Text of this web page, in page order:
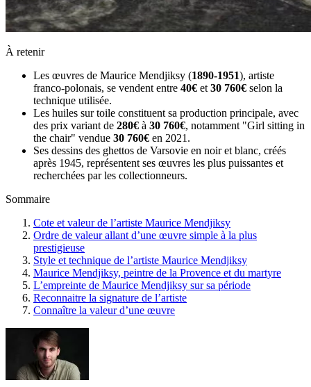
À retenir
Les œuvres de Maurice Mendjiksy (1890-1951), artiste
franco-polonais, se vendent entre 40€ et 30 760€ selon la
technique utilisée.
Les huiles sur toile constituent sa production principale, avec
des prix variant de 280€ à 30 760€, notamment "Girl sitting in
the chair" vendue 30 760€ en 2021.
Ses dessins des ghettos de Varsovie en noir et blanc, créés
après 1945, représentent ses œuvres les plus puissantes et
recherchées par les collectionneurs.
Sommaire
Cote et valeur de l’artiste Maurice Mendjiksy
Ordre de valeur allant d’une œuvre simple à la plus
prestigieuse
Style et technique de l’artiste Maurice Mendjiksy
Maurice Mendjiksy, peintre de la Provence et du martyre
L’empreinte de Maurice Mendjiksy sur sa période
Reconnaitre la signature de l’artiste
Connaître la valeur d’une œuvre